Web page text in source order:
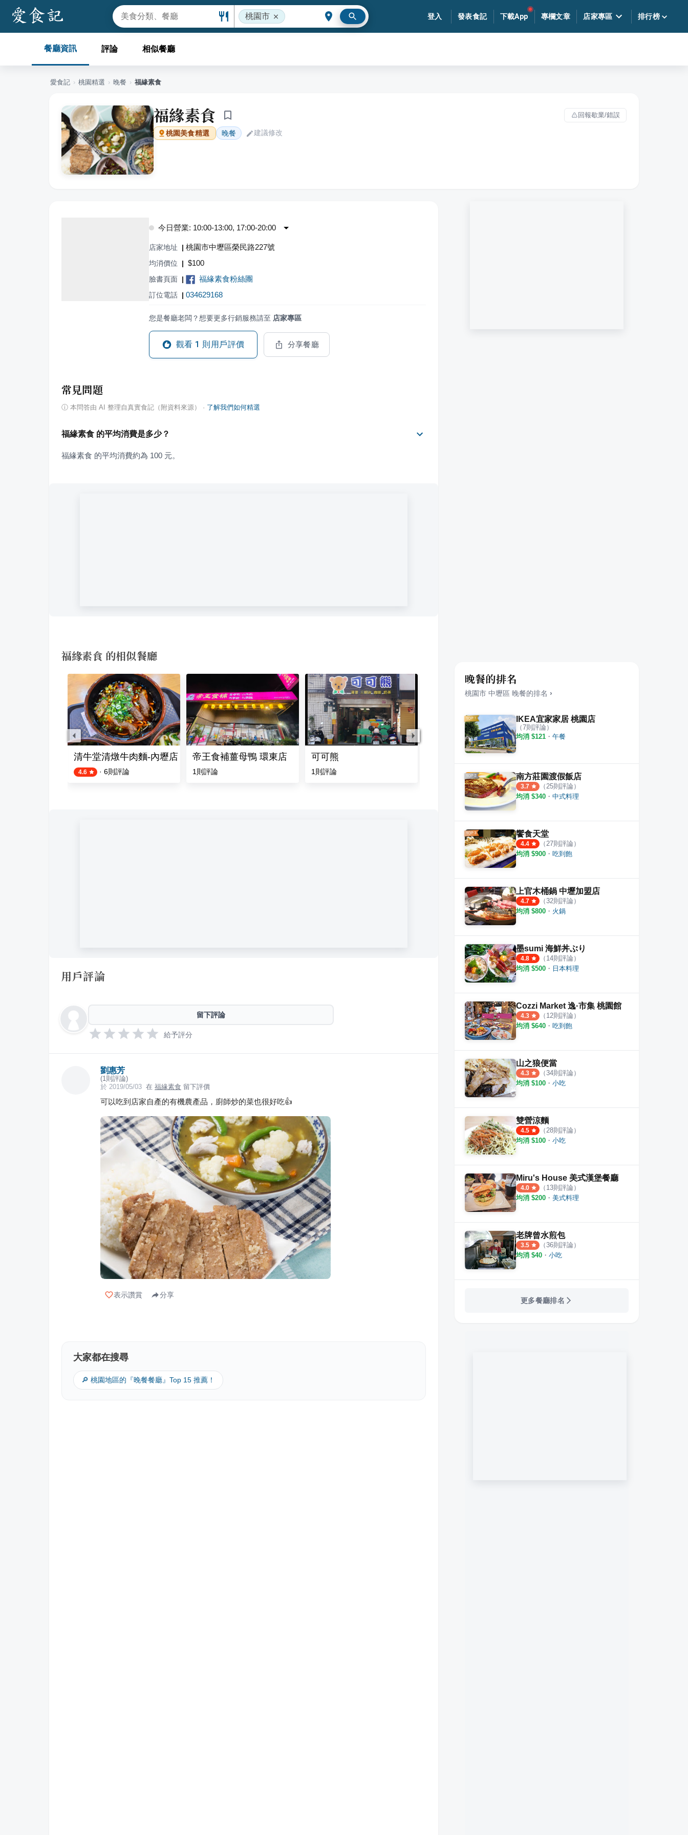
桃園市 登入 發表食記 下載App 專欄文章 店家專區 排行榜
餐廳資訊 評論 相似餐廳
愛食記 › 桃園精選 › 晚餐 › 福緣素食
福緣素食 回報歇業/錯誤
桃園美食精選 晚餐 建議修改
今日營業: 10:00-13:00, 17:00-20:00
店家地址 | 桃園市中壢區榮民路227號
均消價位 | $100
臉書頁面 | 福緣素食粉絲團
訂位電話 | 034629168
您是餐廳老闆？想要更多行銷服務請至 店家專區
觀看 1 則用戶評價 分享餐廳
常見問題
ⓘ 本問答由 AI 整理自真實食記（附資料來源） · 了解我們如何精選
福緣素食 的平均消費是多少？
福緣素食 的平均消費約為 100 元。
福緣素食 的相似餐廳
義大利麵&燉飯&焗烤清牛堂清燉牛肉麵-內壢店
4.6 · 6則評論
帝王食補薑母鴨 環東店
1 則評論
可可熊
1 則評論 17則評論 3.8 ·3
用戶評論
留下評論
給予評分
劉惠芳
(1則評論)
於 2019/05/03 在 福緣素食 留下評價
可以吃到店家自產的有機農產品，廚師炒的菜也很好吃👍
表示讚賞 分享
大家都在搜尋
🔎 桃園地區的『晚餐餐廳』Top 15 推薦！
晚餐的排名
桃園市 中壢區 晚餐的排名 ›
IKEA宜家家居 桃園店
（7則評論）
均消 $121 ・ 午餐
南方莊園渡假飯店
3.7 （ 25則評論）
均消 $340 ・ 中式料理
饗食天堂
4.4 （ 27則評論）
均消 $900 ・ 吃到飽
上官木桶鍋 中壢加盟店
4.7 （32則評論）
均消 $800 ・ 火鍋
墨sumi 海鮮丼ぶり
4.8 （ 14則評論）
均消 $500 ・ 日本料理
Cozzi Market 逸·市集 桃園館
4.3 （ 12則評論）
均消 $640 ・ 吃到飽
山之狼便當
4.3 （34則評論）
均消 $100 ・ 小吃
雙營涼麵
4.5 （ 28則評論）
均消 $100 ・ 小吃
Miru's House 美式漢堡餐廳
4.0 （ 13則評論）
均消 $200 ・ 美式料理
老牌曾水煎包
3.5 （36則評論）
均消 $40 ・ 小吃
更多餐廳排名